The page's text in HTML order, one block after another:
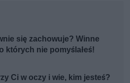
się zachowuje? Winne
których nie pomyślałeś!
Ci w oczy i wie, kim jesteś?